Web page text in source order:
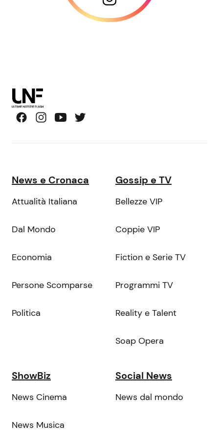
News e Cronaca
Attualità Italiana
Dal Mondo
Economia
Persone Scomparse
Politica
Gossip e TV
Bellezze VIP
Coppie VIP
Fiction e Serie TV
Programmi TV
Reality e Talent
Soap Opera
ShowBiz
News Cinema
News Musica
Social News
News dal mondo